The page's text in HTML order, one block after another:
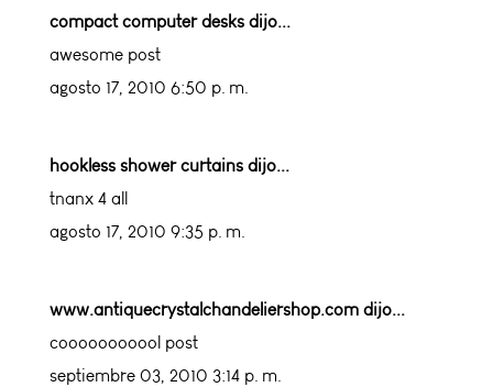
compact computer desks dijo...
awesome post
agosto 17, 2010 6:50 p. m.
hookless shower curtains dijo...
tnanx 4 all
agosto 17, 2010 9:35 p. m.
www.antiquecrystalchandeliershop.com dijo...
cooooooooool post
septiembre 03, 2010 3:14 p. m.